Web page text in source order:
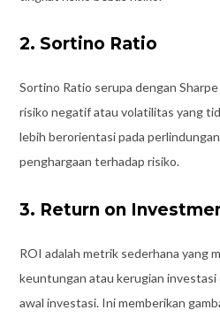
2. Sortino Ratio
Sortino Ratio serupa dengan
risiko negatif atau volatilitas yang
lebih berorientasi pada
penghargaan terhadap risiko.
3. Return on
ROI adalah metrik sederhana yang
keuntungan atau kerugian investasi
awal investasi. Ini memberikan